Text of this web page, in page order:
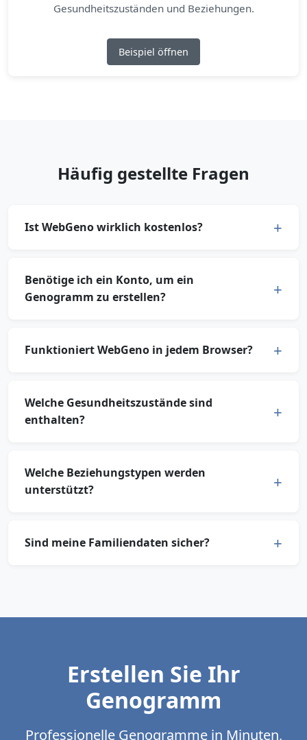
Gesundheitszuständen und Beziehungen.
Beispiel öffnen
Häufig gestellte Fragen
Ist WebGeno wirklich kostenlos?
Benötige ich ein Konto, um ein
Genogramm zu erstellen?
Funktioniert WebGeno in jedem Browser?
Welche Gesundheitszustände sind
enthalten?
Welche Beziehungstypen werden
unterstützt?
Sind meine Familiendaten sicher?
Erstellen Sie Ihr
Genogramm
Professionelle Genogramme in Minuten,